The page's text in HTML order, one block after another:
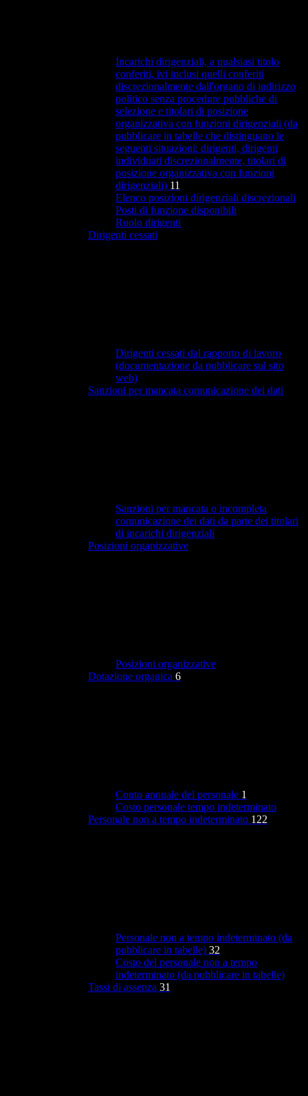
Incarichi dirigenziali, a qualsiasi titolo
conferiti, ivi inclusi quelli conferiti
discrezionalmente dall'organo di indirizzo
politico senza procedure pubbliche di
selezione e titolari di posizione
organizzativa con funzioni dirigenziali (da
pubblicare in tabelle che distinguano le
seguenti situazioni: dirigenti, dirigenti
individuati discrezionalmente, titolari di
posizione organizzativa con funzioni
dirigenziali) 11
Elenco posizioni dirigenziali discrezionali
Posti di funzione disponibili
Ruolo dirigenti
Dirigenti cessati
Dirigenti cessati dal rapporto di lavoro
(documentazione da pubblicare sul sito
web)
Sanzioni per mancata comunicazione dei dati
Sanzioni per mancata o incompleta
comunicazione dei dati da parte dei titolari
di incarichi dirigenziali
Posizioni organizzative
Posizioni organizzative
Dotazione organica 6
Conto annuale del personale 1
Costo personale tempo indeterminato
Personale non a tempo indeterminato 122
Personale non a tempo indeterminato (da
pubblicare in tabelle) 32
Costo del personale non a tempo
indeterminato (da pubblicare in tabelle)
Tassi di assenza 31